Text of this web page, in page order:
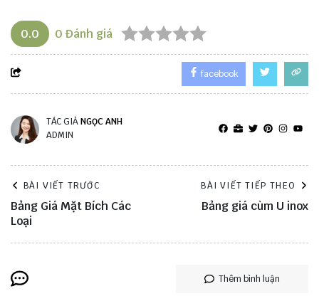
0.0 0 Đánh giá
facebook
TÁC GIẢNGỌC ANH
ADMIN
BÀI VIẾT TRƯỚC
Bảng Giá Mặt Bích Các
Loại
BÀI VIẾT TIẾP THEO
Bảng giá cùm U inox
Thêm bình luận